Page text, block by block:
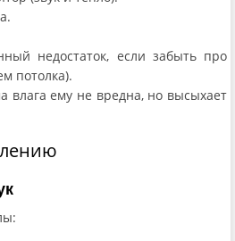
недостаток, если забыть про
потолка).
влага ему не вредна, но высыхает